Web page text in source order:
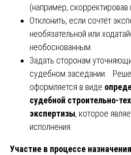
(например, скорректировав
Отклонить, если сочтёт
необязательной или
необоснованным.
Задать сторонам
судебном заседании.
оформляется в виде
судебной строительно-
экспертизы, которое
исполнения.
Участие в процессе